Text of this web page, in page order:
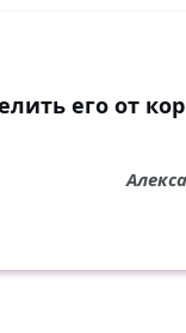
его от